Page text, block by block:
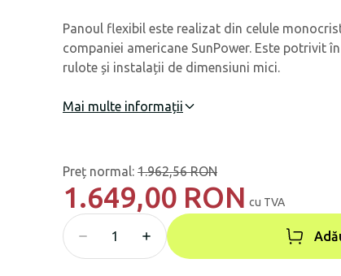
Panoul flexibil este realizat din celule
companiei americane SunPower. Este potrivit
rulote și instalații de dimensiuni mici.
Mai multe informații
Preț normal: 1.962,56 RON
1.649,00 RON cu TVA